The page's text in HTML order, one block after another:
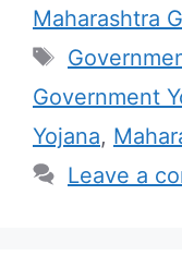
Maharashtra
Tags
Government
Yojana,
Leave a